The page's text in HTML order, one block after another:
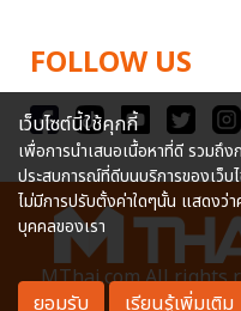
FOLLOW US
MThai.com All rights
เว็บไซต์นี้ใช้คุกกี้
เพื่อการนำเสนอเนื้อหาที่ดี รวมถึ
ประสบการณ์ที่ดีบนบริการของเว็บ
ไม่มีการปรับตั้งค่าใดๆนั้น แสดงว่
บุคคลของเรา
ยอมรับ เรียนรู้เพิ่มเติม